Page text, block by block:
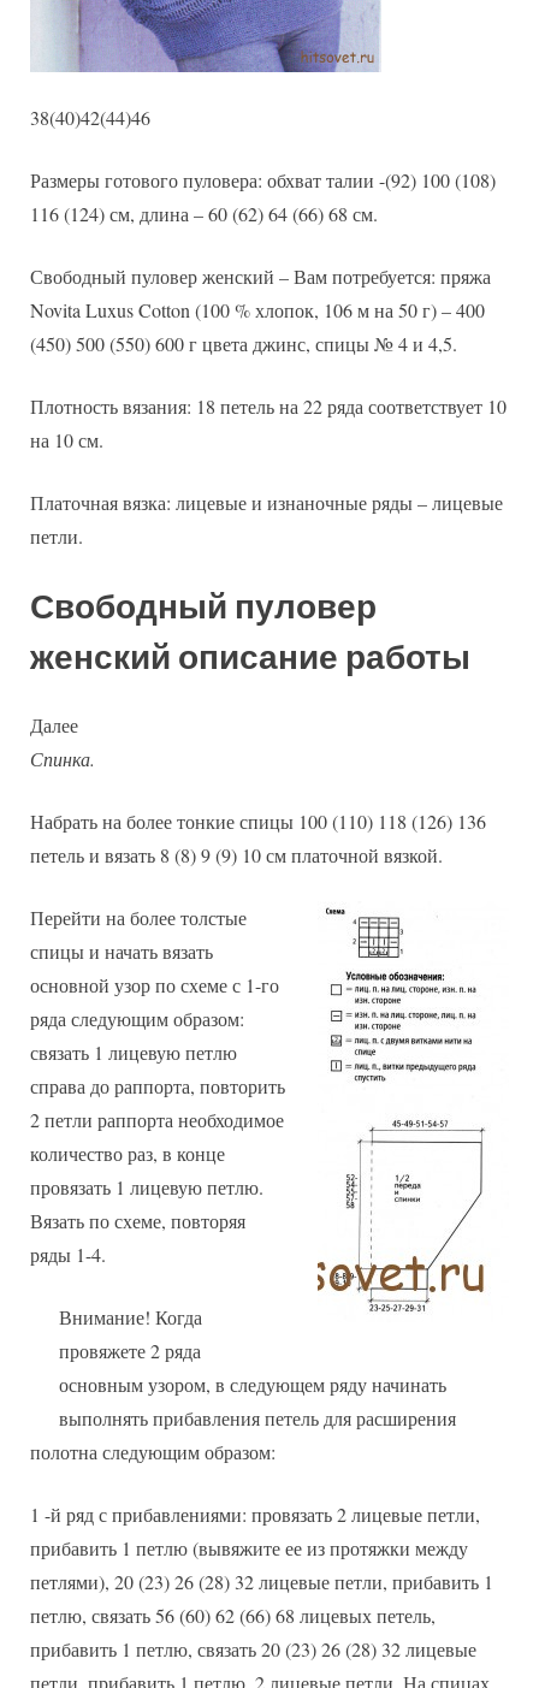
38(40)42(44)46
Размеры готового пуловера: обхват талии -(92) 100 (108)
116 (124) см, длина – 60 (62) 64 (66) 68 см.
Свободный пуловер женский – Вам потребуется: пряжа
Novita Luxus Cotton (100 % хлопок, 106 м на 50 г) – 400
(450) 500 (550) 600 г цвета джинс, спицы № 4 и 4,5.
Плотность вязания: 18 петель на 22 ряда соответствует 10
на 10 см.
Платочная вязка: лицевые и изнаночные ряды – лицевые
петли.
Свободный пуловер
женский описание работы
Далее
Спинка.
Набрать на более тонкие спицы 100 (110) 118 (126) 136
петель и вязать 8 (8) 9 (9) 10 см платочной вязкой.
Перейти на более толстые
спицы и начать вязать
основной узор по схеме с 1-го
ряда следующим образом:
связать 1 лицевую петлю
справа до раппорта, повторить
2 петли раппорта необходимое
количество раз, в конце
провязать 1 лицевую петлю.
Вязать по схеме, повторяя
ряды 1-4.
Внимание! Когда
провяжете 2 ряда
основным узором, в следующем ряду начинать
выполнять прибавления петель для расширения
полотна следующим образом:
1 -й ряд с прибавлениями: провязать 2 лицевые петли,
прибавить 1 петлю (вывяжите ее из протяжки между
петлями), 20 (23) 26 (28) 32 лицевые петли, прибавить 1
петлю, связать 56 (60) 62 (66) 68 лицевых петель,
прибавить 1 петлю, связать 20 (23) 26 (28) 32 лицевые
петли, прибавить 1 петлю, 2 лицевые петли. На спицах